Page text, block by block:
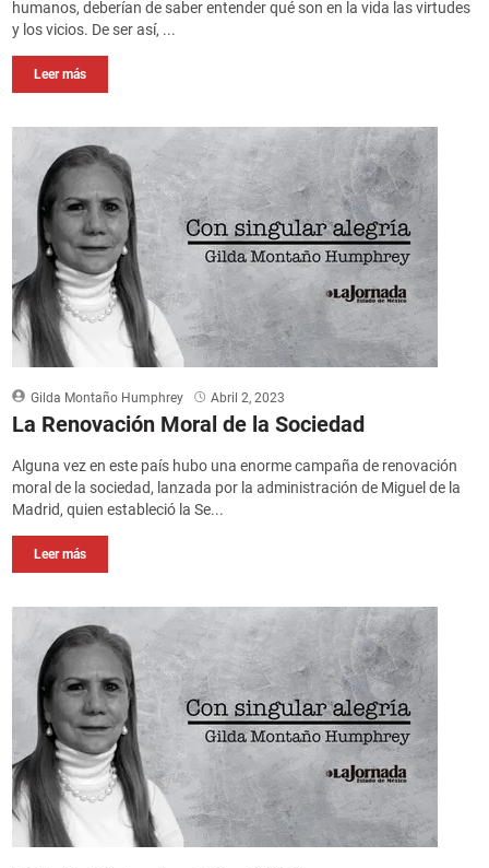
humanos, deberían de saber entender qué son en la vida las virtudes
y los vicios. De ser así, ...
Leer más
Gilda Montaño Humphrey Abril 2, 2023
La Renovación Moral de la Sociedad
Alguna vez en este país hubo una enorme campaña de renovación
moral de la sociedad, lanzada por la administración de Miguel de la
Madrid, quien estableció la Se...
Leer más